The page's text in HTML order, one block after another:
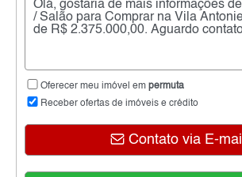
Oferecer meu imóvel em permuta
Receber ofertas de imóveis e crédito
Contato via E-mail